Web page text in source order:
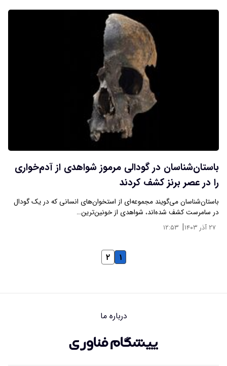
باستان‌شناسان در گودالی مرموز شواهدی از آدم‌خواری
را در عصر برنز کشف کردند
باستان‌شناسان می‌گویند مجموعه‌ای از استخوان‌های انسانی که در یک گودال
در سامرست کشف شده‌اند، شواهدی از خونین‌ترین…
۲۷ آذر ۱۴۰۳ | ۱۲:۵۳
۱ ۲
درباره ما